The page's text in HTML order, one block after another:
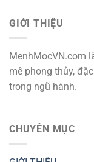
GIỚI THIỆU
MenhMocVN.com
mê phong thủy,
trong ngũ hành.
CHUYÊN MỤC